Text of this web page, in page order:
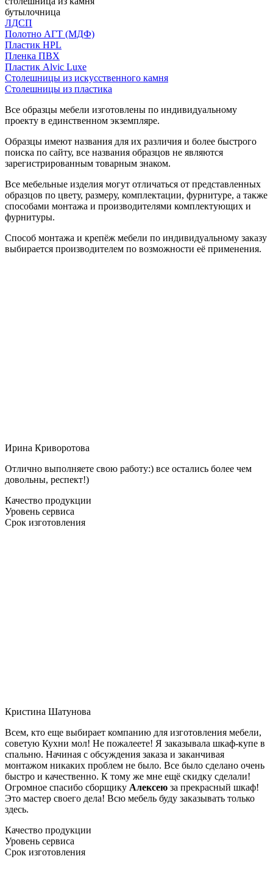
бутылочница
ЛДСП
Полотно АГТ (МДФ)
Пластик HPL
Пленка ПВХ
Пластик Alvic Luxe
Столешницы из искусственного камня
Столешницы из пластика
Все образцы мебели изготовлены по индивидуальному
проекту в единственном экземпляре.
Образцы имеют названия для их различия и более быстрого
поиска по сайту, все названия образцов не являются
зарегистрированным товарным знаком.
Все мебельные изделия могут отличаться от представленных
образцов по цвету, размеру, комплектации, фурнитуре, а также
способами монтажа и производителями комплектующих и
фурнитуры.
Способ монтажа и крепёж мебели по индивидуальному заказу
выбирается производителем по возможности её применения.
Ирина Криворотова
Отлично выполняете свою работу:) все остались более чем
довольны, респект!)
Качество продукции
Уровень сервиса
Срок изготовления
Кристина Шатунова
Всем, кто еще выбирает компанию для изготовления мебели,
советую Кухни мол! Не пожалеете! Я заказывала шкаф-купе в
спальню. Начиная с обсуждения заказа и заканчивая
монтажом никаких проблем не было. Все было сделано очень
быстро и качественно. К тому же мне ещё скидку сделали!
Огромное спасибо сборщику Алексею за прекрасный шкаф!
Это мастер своего дела! Всю мебель буду заказывать только
здесь.
Качество продукции
Уровень сервиса
Срок изготовления